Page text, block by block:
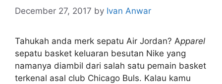
December 27, 2017 by Ivan Anwar
Tahukah anda merk sepatu Air Jordan? Apparel
sepatu basket keluaran besutan Nike yang
namanya diambil dari salah satu pemain basket
terkenal asal club Chicago Buls. Kalau kamu